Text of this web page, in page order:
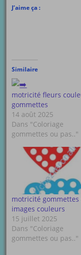
J’aime ça :
Similaire
motricité fleurs
gommettes
14 août 2025
Dans "Coloriage
gommettes ou pas.."
motricité gommettes
images couleurs
15 juillet 2025
Dans "Coloriage
gommettes ou pas.."